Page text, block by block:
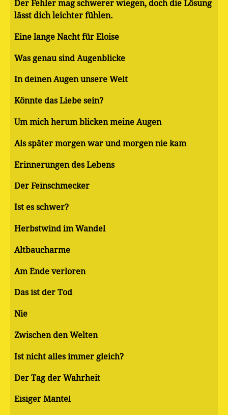
Der Fehler mag schwerer wiegen, doch die Lösung
lässt dich leichter fühlen.
Eine lange Nacht für Eloise
Was genau sind Augenblicke
In deinen Augen unsere Welt
Könnte das Liebe sein?
Um mich herum blicken meine Augen
Als später morgen war und morgen nie kam
Erinnerungen des Lebens
Der Feinschmecker
Ist es schwer?
Herbstwind im Wandel
Altbaucharme
Am Ende verloren
Das ist der Tod
Nie
Zwischen den Welten
Ist nicht alles immer gleich?
Der Tag der Wahrheit
Eisiger Mantel